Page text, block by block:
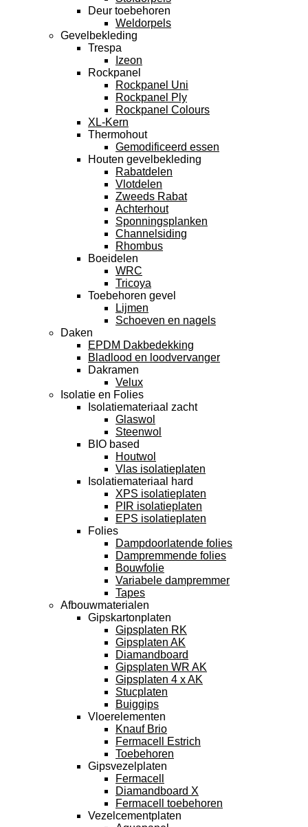
Deur toebehoren
Weldorpels
Gevelbekleding
Trespa
Izeon
Rockpanel
Rockpanel Uni
Rockpanel Ply
Rockpanel Colours
XL-Kern
Thermohout
Gemodificeerd essen
Houten gevelbekleding
Rabatdelen
Vlotdelen
Zweeds Rabat
Achterhout
Sponningsplanken
Channelsiding
Rhombus
Boeidelen
WRC
Tricoya
Toebehoren gevel
Lijmen
Schoeven en nagels
Daken
EPDM Dakbedekking
Bladlood en loodvervanger
Dakramen
Velux
Isolatie en Folies
Isolatiemateriaal zacht
Glaswol
Steenwol
BIO based
Houtwol
Vlas isolatieplaten
Isolatiemateriaal hard
XPS isolatieplaten
PIR isolatieplaten
EPS isolatieplaten
Folies
Dampdoorlatende folies
Dampremmende folies
Bouwfolie
Variabele dampremmer
Tapes
Afbouwmaterialen
Gipskartonplaten
Gipsplaten RK
Gipsplaten AK
Diamandboard
Gipsplaten WR AK
Gipsplaten 4 x AK
Stucplaten
Buiggips
Vloerelementen
Knauf Brio
Fermacell Estrich
Toebehoren
Gipsvezelplaten
Fermacell
Diamandboard X
Fermacell toebehoren
Vezelcementplaten